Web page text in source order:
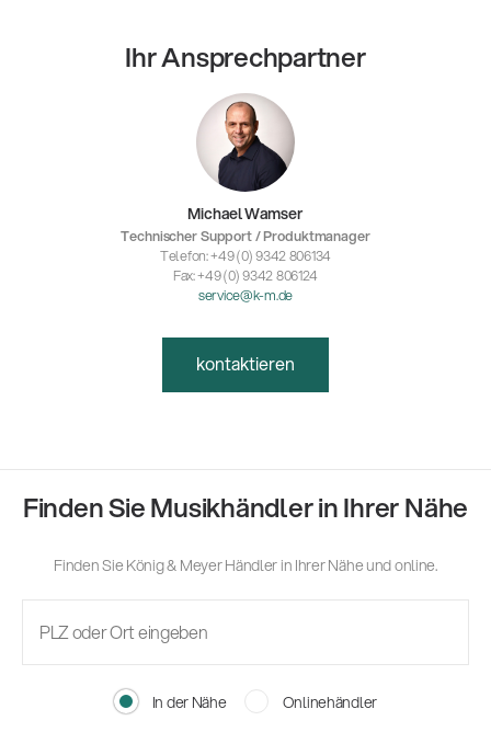
Ihr Ansprechpartner
Michael Wamser
Technischer Support / Produktmanager
Telefon: +49 (0) 9342 806134
Fax: +49 (0) 9342 806124
service@k-m.de
kontaktieren
Finden Sie Musikhändler in Ihrer Nähe
Finden Sie König & Meyer Händler in Ihrer Nähe und online.
In der Nähe Onlinehändler